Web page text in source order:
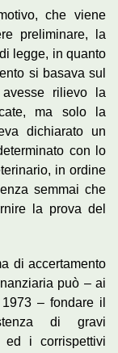
che viene
preliminare, la
legge, in quanto
si basava sul
avesse rilievo la
ma solo la
dichiarato un
con lo
in ordine
semmai che
la prova del
di accertamento
può – ai
– fondare il
di gravi
i corrispettivi